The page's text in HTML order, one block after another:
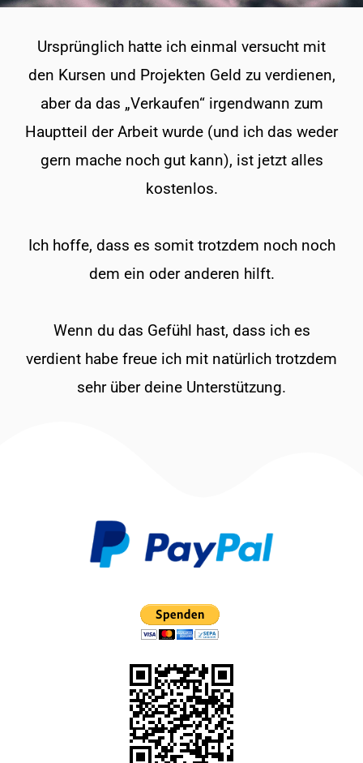
Ursprünglich hatte ich einmal versucht mit
den Kursen und Projekten Geld zu verdienen,
aber da das „Verkaufen“ irgendwann zum
Hauptteil der Arbeit wurde (und ich das weder
gern mache noch gut kann), ist jetzt alles
kostenlos.
Ich hoffe, dass es somit trotzdem noch noch
dem ein oder anderen hilft.
Wenn du das Gefühl hast, dass ich es
verdient habe freue ich mit natürlich trotzdem
sehr über deine Unterstützung.